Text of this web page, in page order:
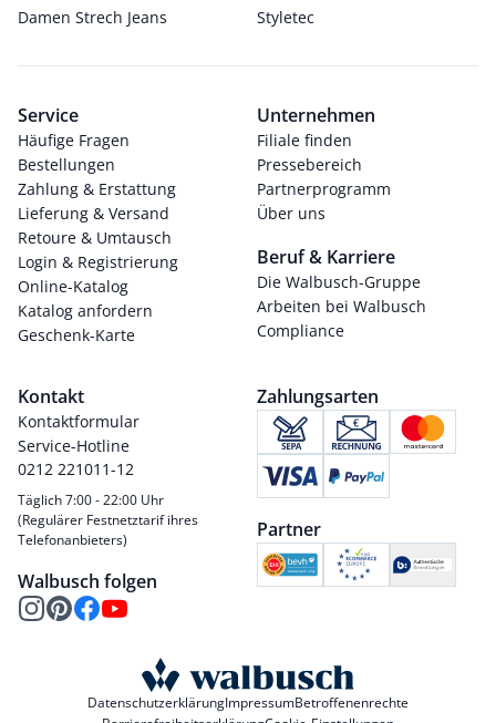
Damen Strech Jeans
Styletec
Service
Häufige Fragen
Bestellungen
Zahlung & Erstattung
Lieferung & Versand
Retoure & Umtausch
Login & Registrierung
Online-Katalog
Katalog anfordern
Geschenk-Karte
Unternehmen
Filiale finden
Pressebereich
Partnerprogramm
Über uns
Beruf & Karriere
Die Walbusch-Gruppe
Arbeiten bei Walbusch
Compliance
Kontakt
Kontaktformular
Service-Hotline
0212 221011-12
Täglich 7:00 - 22:00 Uhr
(Regulärer Festnetztarif ihres
Telefonanbieters)
Walbusch folgen
Zahlungsarten
Partner
DatenschutzerklärungImpressumBetroffenenrechte